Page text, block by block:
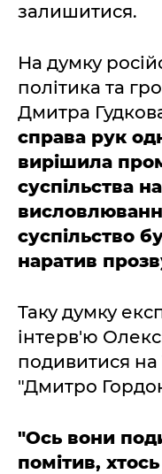
залишитися.
На думку
політика та
Дмитра
справа рук
вирішила
суспільства
суспільство
наратив
Таку думку
інтерв'ю
подивитися на
"Дмитро
"Ось вони
помітив,